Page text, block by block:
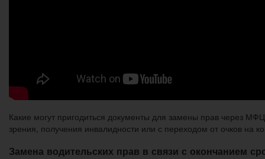
Какие могут пригодиться документы для замены прав через
зрения, получения инвалидности или с переходом от очков на
Замена водительских прав в связи с окончанием